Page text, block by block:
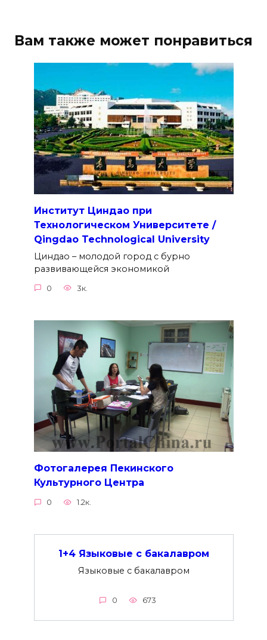
Вам также может понравиться
Институт Циндао при
Технологическом Университете /
Qingdao Technological University
Циндао – молодой город с бурно
развивающейся экономикой
0 3к.
Фотогалерея Пекинского
Культурного Центра
0 1.2к.
1+4 Языковые с бакалавром
Языковые с бакалавром
0 673